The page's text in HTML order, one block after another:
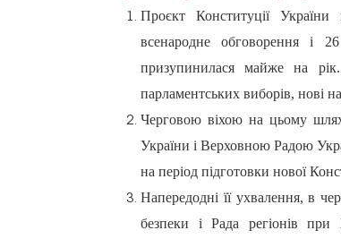
Проєкт Конституції України
всенародне обговорення і
призупинилася майже на
парламентських виборів, нові
Черговою віхою на цьому
України і Верховною Радою
на період підготовки нової
Напередодні її ухвалення, в
безпеки і Рада регіонів при